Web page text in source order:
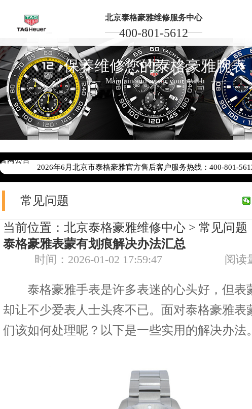
北京泰格豪雅维修服务中心
400-801-5612
保养维修您的泰格豪雅腕表
Maintain and repair your watch
官网公告
>
2026年6月泰格豪雅北京市售后服务网络优化升级公告
2026年6月北京市泰格豪雅官方售后客户服务热线：400-801-
2026年6月泰格豪雅售后服务中心最新网点地址：
北京市东城区东长安街1号东方广场写字楼W3座6层602室（需
节假日正常营业！
常见问题
当前位置： 北京泰格豪雅维修中心 > 常见问题
泰格豪雅表蒙有划痕解决办法汇总
时间：2026-01-02 17:59:47 阅读
泰格豪雅手表是许多表迷的心头好，但表
却让不少爱表人士头疼不已。面对泰格豪雅表
们该如何处理呢？以下是一些实用的解决办法。